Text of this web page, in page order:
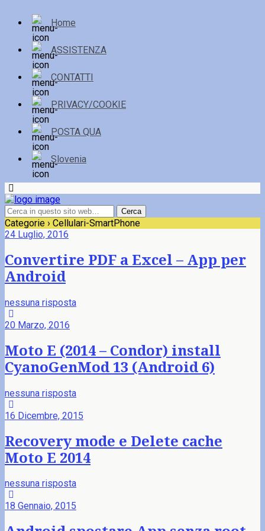
Home
ASSISTENZA
CONTATTI
PRIVACY/COOKIE
POSTA QUA
Slovenia
Categorie › Cellulari-SmartPhone
24 Luglio, 2016
Convertire PDF a Excel – App per
Android
nessuna risposta
20 Marzo, 2016
Moto E (2014 – Condor) install
CyanoGenMod 13 (Android 6)
nessuna risposta
16 Dicembre, 2015
Recovery mode e Delete cache
Moto E 2014
nessuna risposta
18 Gennaio, 2015